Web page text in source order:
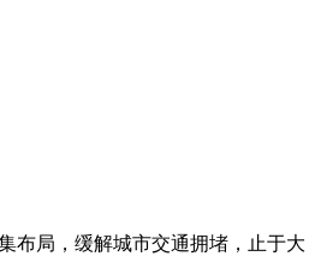
布局，缓解城市交通拥堵，止于大